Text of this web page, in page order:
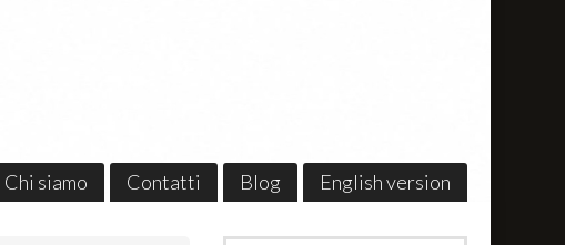
Chi siamo Contatti Blog English version